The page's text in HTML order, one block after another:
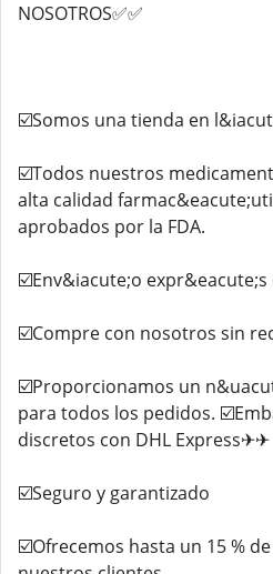
NOSOTROS✅✅
☑️Somos una tienda en
☑️Todos nuestros
alta calidad
aprobados por la FDA.
☑️Env&iacute;o expr&eacute;s
☑️Compre con nosotros sin
☑️Proporcionamos un
para todos los pedidos.
discretos con DHL Express✈✈
☑️Seguro y garantizado
☑️Ofrecemos hasta un 15 %